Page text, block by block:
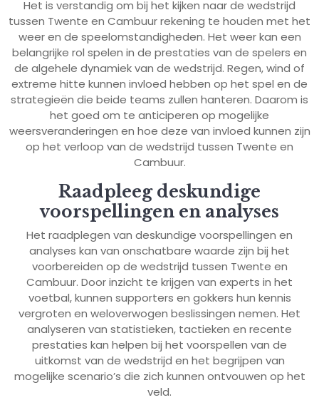
Het is verstandig om bij het kijken naar de wedstrijd
tussen Twente en Cambuur rekening te houden met het
weer en de speelomstandigheden. Het weer kan een
belangrijke rol spelen in de prestaties van de spelers en
de algehele dynamiek van de wedstrijd. Regen, wind of
extreme hitte kunnen invloed hebben op het spel en de
strategieën die beide teams zullen hanteren. Daarom is
het goed om te anticiperen op mogelijke
weersveranderingen en hoe deze van invloed kunnen zijn
op het verloop van de wedstrijd tussen Twente en
Cambuur.
Raadpleeg deskundige
voorspellingen en analyses
Het raadplegen van deskundige voorspellingen en
analyses kan van onschatbare waarde zijn bij het
voorbereiden op de wedstrijd tussen Twente en
Cambuur. Door inzicht te krijgen van experts in het
voetbal, kunnen supporters en gokkers hun kennis
vergroten en weloverwogen beslissingen nemen. Het
analyseren van statistieken, tactieken en recente
prestaties kan helpen bij het voorspellen van de
uitkomst van de wedstrijd en het begrijpen van
mogelijke scenario’s die zich kunnen ontvouwen op het
veld.